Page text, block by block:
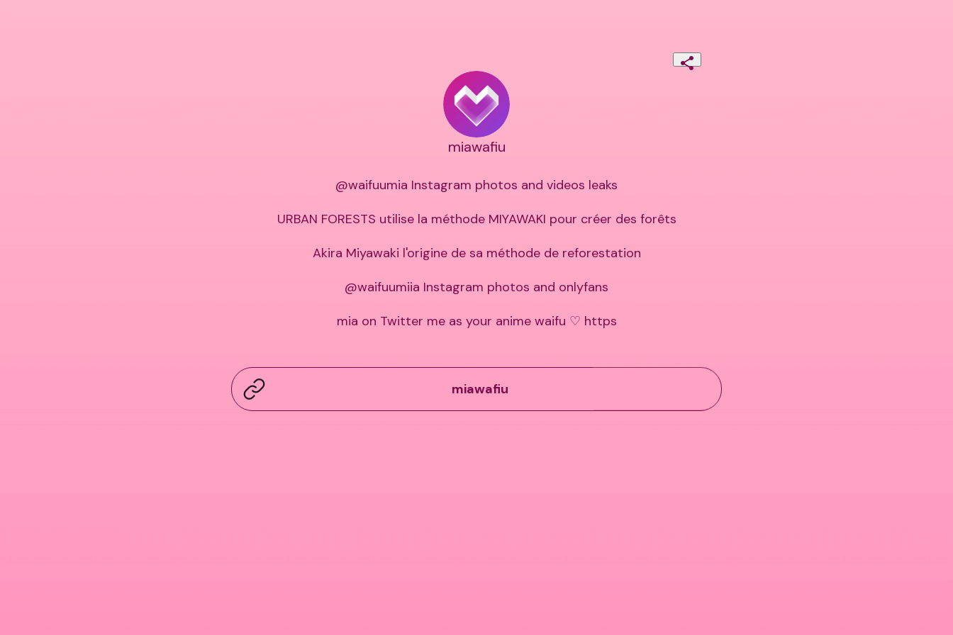
miawafiu
@waifuumia Instagram photos and videos leaks
URBAN FORESTS utilise la méthode MIYAWAKI pour créer des forêts
Akira Miyawaki l'origine de sa méthode de reforestation
@waifuumiia Instagram photos and onlyfans
mia on Twitter me as your anime waifu ♡ https
miawafiu